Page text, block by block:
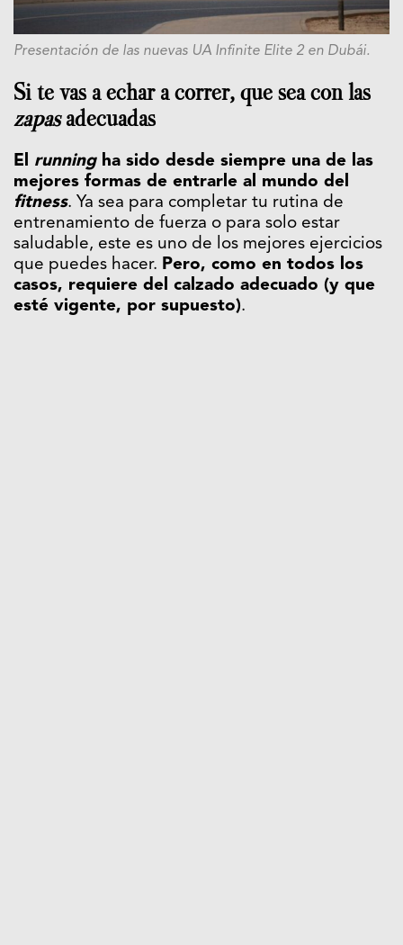
Presentación de las nuevas UA Infinite Elite 2 en Dubái.
Si te vas a echar a correr, que sea con las
zapasadecuadas
El runningha sido desde siempre una de las
mejores formas de entrarle al mundo del
fitness. Ya sea para completar tu rutina de
entrenamiento de fuerza o para solo estar
saludable, este es uno de los mejores ejercicios
que puedes hacer. Pero, como en todos los
casos, requiere del calzado adecuado (y que
esté vigente, por supuesto).